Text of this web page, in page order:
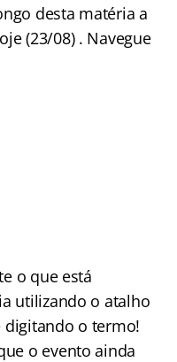
desta matéria a
(23/08) . Navegue
o que está
utilizando o atalho
digitando o termo!
o evento ainda